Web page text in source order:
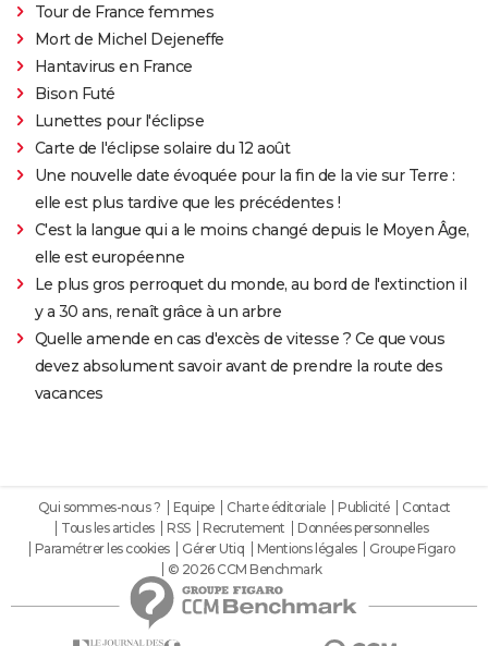
Tour de France femmes
Mort de Michel Dejeneffe
Hantavirus en France
Bison Futé
Lunettes pour l'éclipse
Carte de l'éclipse solaire du 12 août
Une nouvelle date évoquée pour la fin de la vie sur Terre :
elle est plus tardive que les précédentes !
C'est la langue qui a le moins changé depuis le Moyen Âge,
elle est européenne
Le plus gros perroquet du monde, au bord de l'extinction il
y a 30 ans, renaît grâce à un arbre
Quelle amende en cas d'excès de vitesse ? Ce que vous
devez absolument savoir avant de prendre la route des
vacances
Qui sommes-nous ? Equipe Charte éditoriale Publicité
Contact
Tous les articles
RSS Recrutement
Données personnelles
Paramétrer les cookies
Gérer Utiq Mentions légales
Groupe Figaro
© 2026 CCM Benchmark